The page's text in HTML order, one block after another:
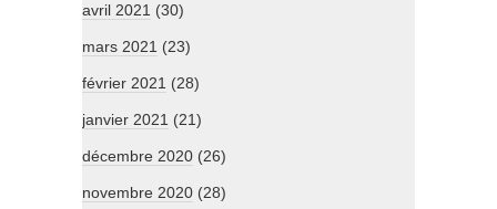
avril 2021 (30)
mars 2021 (23)
février 2021 (28)
janvier 2021 (21)
décembre 2020 (26)
novembre 2020 (28)